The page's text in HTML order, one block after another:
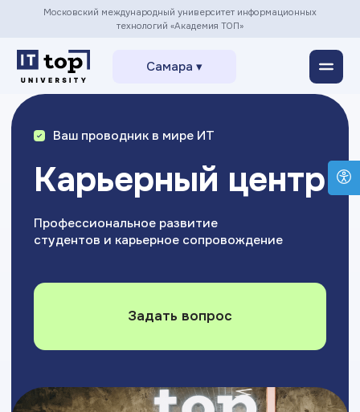
Московский международный университет информационных
технологий «Академия ТОП»
Карьерный центр
студентов и карьерное сопровождение
Ваш проводник в мире ИТ
Задать вопрос